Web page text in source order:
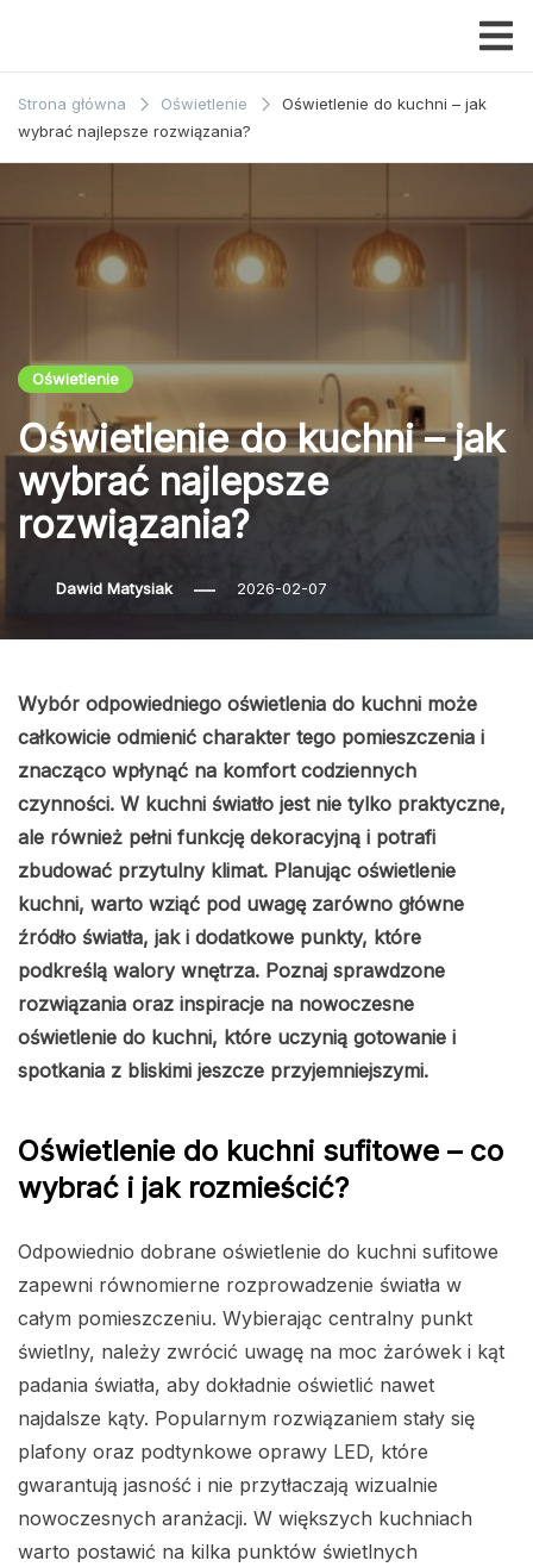
Dom i
ogrody
Strona główna Oświetlenie
Oświetlenie do kuchni – jak
wybrać najlepsze rozwiązania?
Oświetlenie
Oświetlenie do kuchni – jak
wybrać najlepsze
rozwiązania?
Dawid Matysiak 2026-02-07
Wybór odpowiedniego oświetlenia do kuchni może
całkowicie odmienić charakter tego pomieszczenia i
znacząco wpłynąć na komfort codziennych
czynności. W kuchni światło jest nie tylko praktyczne,
ale również pełni funkcję dekoracyjną i potrafi
zbudować przytulny klimat. Planując oświetlenie
kuchni, warto wziąć pod uwagę zarówno główne
źródło światła, jak i dodatkowe punkty, które
podkreślą walory wnętrza. Poznaj sprawdzone
rozwiązania oraz inspiracje na nowoczesne
oświetlenie do kuchni, które uczynią gotowanie i
spotkania z bliskimi jeszcze przyjemniejszymi.
Oświetlenie do kuchni sufitowe – co
wybrać i jak rozmieścić?
Odpowiednio dobrane oświetlenie do kuchni sufitowe
zapewni równomierne rozprowadzenie światła w
całym pomieszczeniu. Wybierając centralny punkt
świetlny, należy zwrócić uwagę na moc żarówek i kąt
padania światła, aby dokładnie oświetlić nawet
najdalsze kąty. Popularnym rozwiązaniem stały się
plafony oraz podtynkowe oprawy LED, które
gwarantują jasność i nie przytłaczają wizualnie
nowoczesnych aranżacji. W większych kuchniach
warto postawić na kilka punktów świetlnych